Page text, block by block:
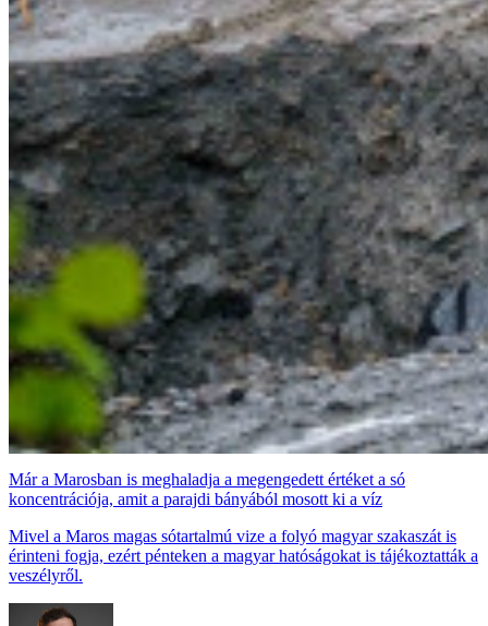
Már a Marosban is meghaladja a megengedett értéket a só
koncentrációja, amit a parajdi bányából mosott ki a víz
Mivel a Maros magas sótartalmú vize a folyó magyar szakaszát is
érinteni fogja, ezért pénteken a magyar hatóságokat is tájékoztatták a
veszélyről.